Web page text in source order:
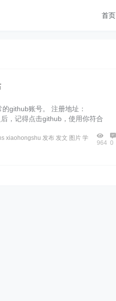
首页
github账号。 注册地址：
，记得点击github，使用你符合
xiaohongshu 发布 发文 图片 学
964 0